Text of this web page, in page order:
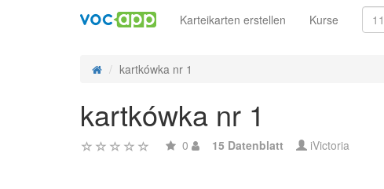
Karteikarten erstellen Kurse
kartkówka nr 1
kartkówka nr 1
0 15 Datenblatt iVictoria